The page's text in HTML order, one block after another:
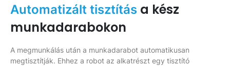
Automatizált tisztítás a kész
munkadarabokon
A megmunkálás után a munkadarabot automatikusan
megtisztítják. Ehhez a robot az alkatrészt egy tisztító